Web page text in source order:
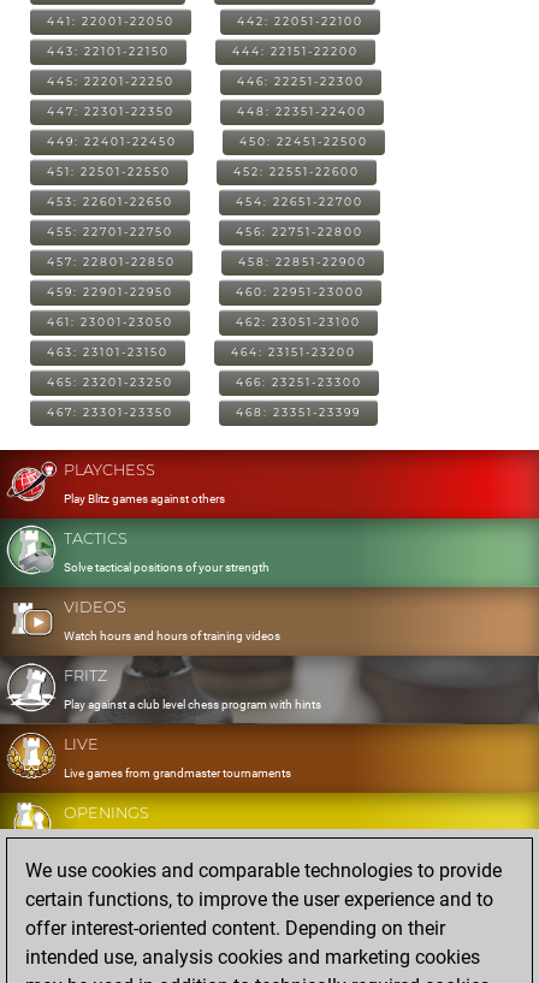
441: 22001-22050 442: 22051-22100
443: 22101-22150 444: 22151-22200
445: 22201-22250 446: 22251-22300
447: 22301-22350 448: 22351-22400
449: 22401-22450 450: 22451-22500
451: 22501-22550 452: 22551-22600
453: 22601-22650 454: 22651-22700
455: 22701-22750 456: 22751-22800
457: 22801-22850 458: 22851-22900
459: 22901-22950 460: 22951-23000
461: 23001-23050 462: 23051-23100
463: 23101-23150 464: 23151-23200
465: 23201-23250 466: 23251-23300
467: 23301-23350 468: 23351-23399
PLAYCHESS
Play Blitz games against others
TACTICS
Solve tactical positions of your strength
VIDEOS
Watch hours and hours of training videos
FRITZ
Play against a club level chess program with hints
LIVE
Live games from grandmaster tournaments
OPENINGS
Develop and exercise your openings
DATABASE
Eight million strong games
MYGAMES
Store and analyse your own games in the cloud
We use cookies and comparable technologies to provide
certain functions, to improve the user experience and to
offer interest-oriented content. Depending on their
intended use, analysis cookies and marketing cookies